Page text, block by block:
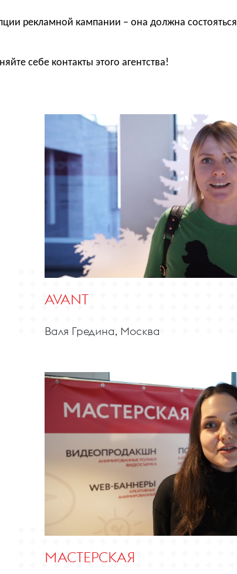
рекламной кампании – она должна состояться
себе контакты этого агентства!
AVANT
Валя Гредина, Москва
МАСТЕРСКАЯ